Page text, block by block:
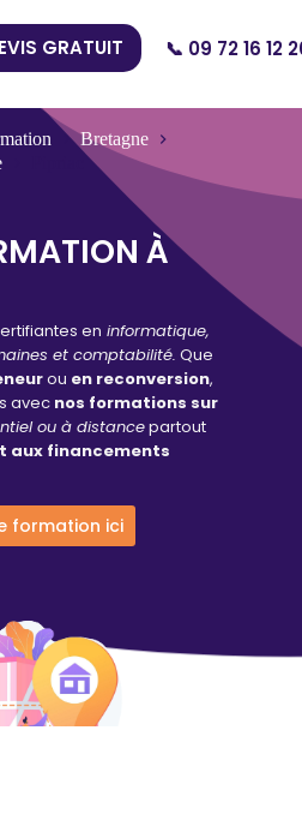
GRATUIT 📞 09 72 16 12
Bretagne
À
en informatique,
et comptabilité. Que
ou en reconversion,
avec nos formations sur
ou à distancepartout
aux financements
formation ici